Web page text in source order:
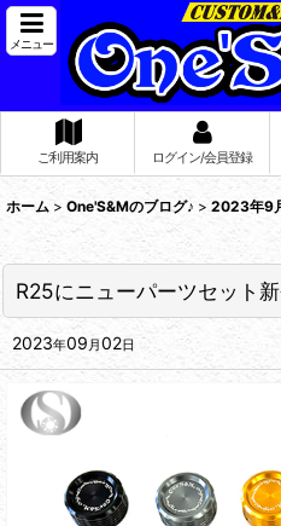
メニュー
ご利用案内 ログイン/会員登録
ホーム > One'S&Mのブログ♪ > 2023年9
R25にニューパーツセット新
2023年09 月02日